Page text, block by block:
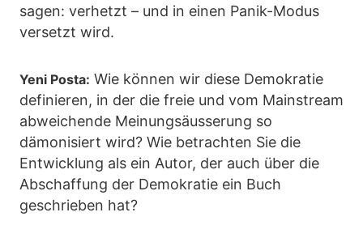
sagen: verhetzt – und in einen Panik-Modus
versetzt wird.
Yeni Posta: Wie können wir diese Demokratie
definieren, in der die freie und vom Mainstream
abweichende Meinungsäusserung so
dämonisiert wird? Wie betrachten Sie die
Entwicklung als ein Autor, der auch über die
Abschaffung der Demokratie ein Buch
geschrieben hat?